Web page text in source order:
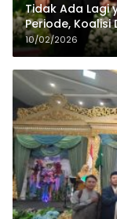
Tidak Ada Lagi
Periode, Koalisi
Cawapres di
10/02/2026